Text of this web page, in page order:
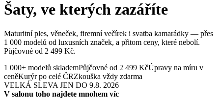
Šaty, ve kterých zazáříte
Maturitní ples, věneček, firemní večírek i svatba kamarádky — přes
1 000 modelů od luxusních značek, a přitom ceny, které nebolí.
Půjčovné od 2 499 Kč.
1 000+ modelů sklademPůjčovné od 2 499 KčÚpravy na míru v
ceněKurýr po celé ČRZkouška vždy zdarma
VELKÁ SLEVA JEN DO 9.8. 2026
V salonu toho najdete mnohem víc